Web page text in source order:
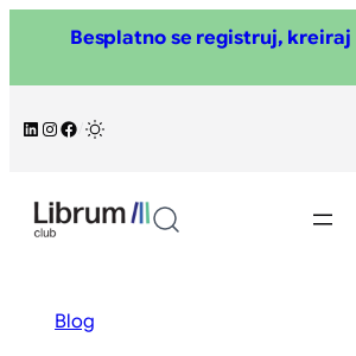
sadržaj
Besplatno se registruj,
LinkedIn
Instagram
Facebook
Blog